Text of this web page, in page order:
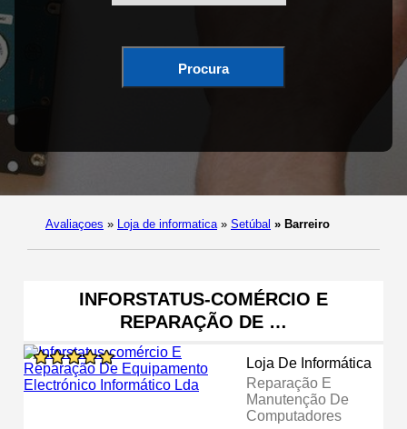
Procura
Avaliaçoes » Loja de informatica » Setúbal » Barreiro
INFORSTATUS-COMÉRCIO E
REPARAÇÃO DE …
Loja De Informática
Reparação E
Manutenção De
Computadores